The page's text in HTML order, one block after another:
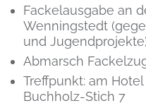
Fackelausgabe an
Wenningstedt
und
Abmarsch
Treffpunkt: am Hotel
Buchholz-Stich 7